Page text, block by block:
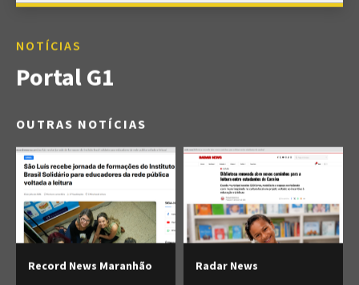
NOTÍCIAS
Portal G1
OUTRAS NOTÍCIAS
Record News Maranhão Radar News